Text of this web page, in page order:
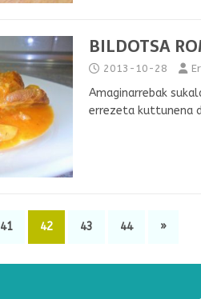
BILDOTSA
2013-10-28
Amaginarrebak
errezeta kuttunena
41 42 43 44 »